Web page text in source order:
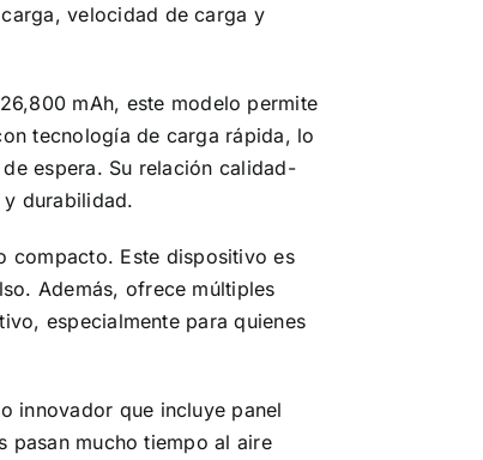
velocidad de carga y
mAh, este modelo permite
tecnología de carga rápida, lo
espera. Su relación calidad-
durabilidad.
compacto. Este dispositivo es
Además, ofrece múltiples
especialmente para quienes
innovador que incluye panel
pasan mucho tiempo al aire